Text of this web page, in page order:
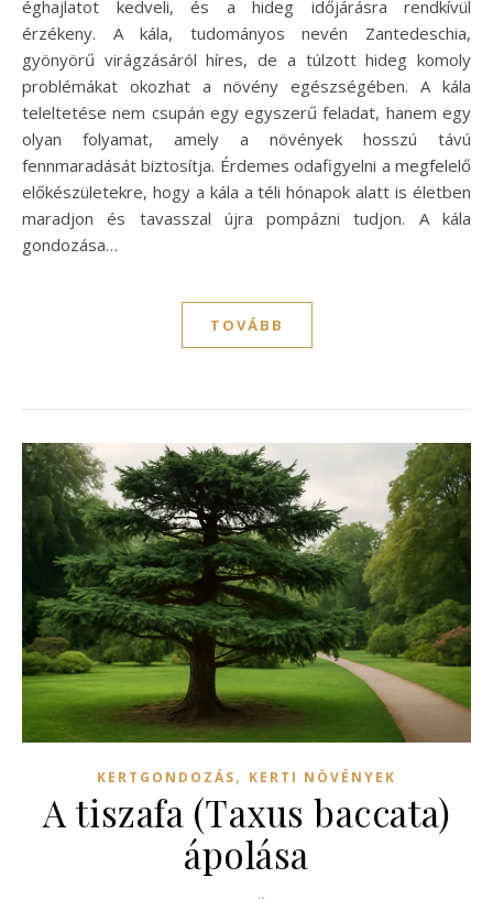
éghajlatot kedveli, és a hideg időjárásra rendkívül
érzékeny. A kála, tudományos nevén Zantedeschia,
gyönyörű virágzásáról híres, de a túlzott hideg komoly
problémákat okozhat a növény egészségében. A kála
teleltetése nem csupán egy egyszerű feladat, hanem egy
olyan folyamat, amely a növények hosszú távú
fennmaradását biztosítja. Érdemes odafigyelni a megfelelő
előkészületekre, hogy a kála a téli hónapok alatt is életben
maradjon és tavasszal újra pompázni tudjon. A kála
gondozása…
TOVÁBB
KERTGONDOZÁS, KERTI NÖVÉNYEK
A tiszafa (Taxus baccata)
ápolása